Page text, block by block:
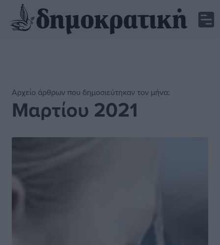
Αρχείο άρθρων που δημοσιεύτηκαν τον μήνα:
Μαρτίου 2021